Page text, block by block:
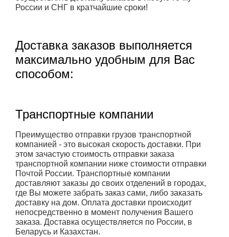
России и СНГ в кратчайшие сроки!
Доставка заказов выполняется
максимально удобным для Вас
способом:
Транспортные компании
Преимущество отправки грузов транспортной
компанией - это высокая скорость доставки. При
этом зачастую стоимость отправки заказа
транспортной компании ниже стоимости отправки
Почтой России. Транспортные компании
доставляют заказы до своих отделений в городах,
где Вы можете забрать заказ сами, либо заказать
доставку на дом. Оплата доставки происходит
непосредственно в момент получения Вашего
заказа. Доставка осуществляется по России, в
Беларусь и Казахстан.